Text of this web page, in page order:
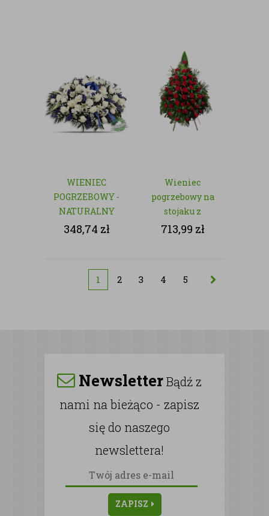
WIENIEC
POGRZEBOWY -
NATURALNY
348,74 zł
Wieniec
pogrzebowy na
stojaku z
czerwonych róż
713,99 zł
1 2 3 4 5
NewsletterBądź z
nami na bieżąco - zapisz
się do naszego
newslettera!
ZAPISZ